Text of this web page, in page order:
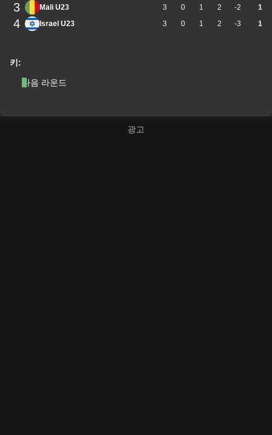
키:
다음 라운드
3 Mali U23 3 0 1 2 -2 1
4 Israel U23 3 0 1 2 -3 1